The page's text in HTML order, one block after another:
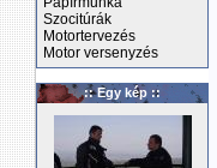
Szocitúrák
Motortervezés
Motor versenyzés
:: Egy kép ::